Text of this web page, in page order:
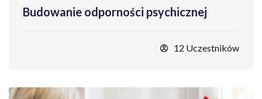
Budowanie odporności psychicznej
12 Uczestników